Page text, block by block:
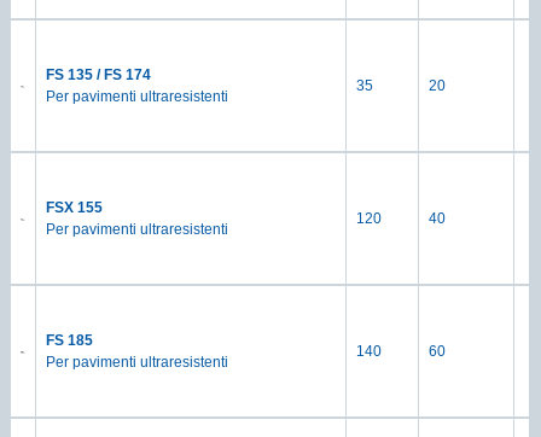
FS 135 / FS 174
Per pavimenti ultraresistenti
35 20
FSX 155
Per pavimenti ultraresistenti
120 40
FS 185
Per pavimenti ultraresistenti
140 60